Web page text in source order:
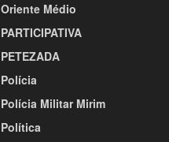
Oriente Médio
PARTICIPATIVA
PETEZADA
Polícia
Polícia Militar Mirim
Política